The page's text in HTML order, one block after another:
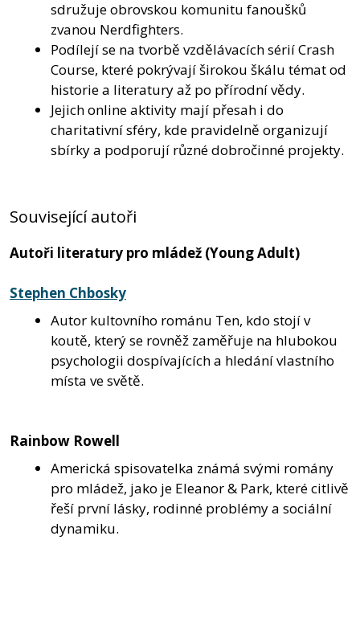
sdružuje obrovskou komunitu fanoušků
zvanou Nerdfighters.
Podílejí se na tvorbě vzdělávacích sérií Crash
Course, které pokrývají širokou škálu témat od
historie a literatury až po přírodní vědy.
Jejich online aktivity mají přesah i do
charitativní sféry, kde pravidelně organizují
sbírky a podporují různé dobročinné projekty.
Související autoři
Autoři literatury pro mládež (Young Adult)
Stephen Chbosky
Autor kultovního románu Ten, kdo stojí v
koutě, který se rovněž zaměřuje na hlubokou
psychologii dospívajících a hledání vlastního
místa ve světě.
Rainbow Rowell
Americká spisovatelka známá svými romány
pro mládež, jako je Eleanor & Park, které citlivě
řeší první lásky, rodinné problémy a sociální
dynamiku.